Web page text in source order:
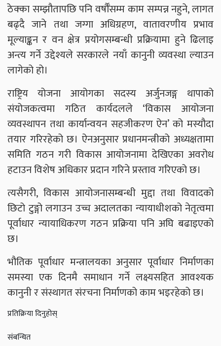
ठेक्का सम्झौतापछि पनि वर्षौँसम्म काम सम्पन्न नहुने, लागत
बढ्दै जाने तथा जग्गा अधिग्रहण, वातावरणीय प्रभाव
मूल्याङ्कन र वन क्षेत्र प्रयोगसम्बन्धी प्रक्रियामा हुने ढिलाइ
अन्त्य गर्ने उद्देश्यले सरकारले नयाँ कानुनी व्यवस्था ल्याउन
लागेको हो।
राष्ट्रिय योजना आयोगका सदस्य अर्जुनजङ्ग थापाको
संयोजकत्वमा गठित कार्यदलले ‘विकास आयोजना
व्यवस्थापन तथा कार्यान्वयन सहजीकरण ऐन’ को मस्यौदा
तयार गरिरहेको छ। ऐनअनुसार प्रधानमन्त्रीको अध्यक्षतामा
समिति गठन गरी विकास आयोजनामा देखिएका अवरोध
हटाउन विशेष अधिकार प्रदान गरिने प्रस्ताव गरिएको छ।
त्यसैगरी, विकास आयोजनासम्बन्धी मुद्दा तथा विवादको
छिटो टुङ्गो लगाउन उच्च अदालतका न्यायाधीशको नेतृत्वमा
पूर्वाधार न्यायाधिकरण गठन प्रक्रिया पनि अघि बढाइएको
छ।
भौतिक पूर्वाधार मन्त्रालयका अनुसार पूर्वाधार निर्माणका
समस्या एक दिनमै समाधान गर्ने लक्ष्यसहित आवश्यक
कानुनी र संस्थागत संरचना निर्माणको काम भइरहेको छ।
प्रतिक्रिया दिनुहोस्
संबन्धित